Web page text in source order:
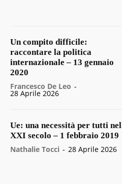
Un compito difficile:
raccontare la politica
internazionale – 13 gennaio
2020
Francesco De Leo -
28 Aprile 2026
Ue: una necessità per tutti nel
XXI secolo – 1 febbraio 2019
Nathalie Tocci - 28 Aprile 2026